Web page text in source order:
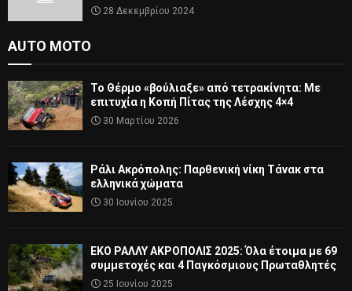
28 Δεκεμβρίου 2024
AUTO MOTO
Το Θέρμο «βούλιαξε» από τετρακίνητα: Με
επιτυχία η Κοπή Πίτας της Λέσχης 4×4
30 Μαρτίου 2026
Ράλι Ακρόπολης: Παρθενική νίκη Τάνακ στα
ελληνικά χώματα
30 Ιουνίου 2025
ΕΚΟ ΡΑΛΛΥ ΑΚΡΟΠΟΛΙΣ 2025: Όλα έτοιμα με 69
συμμετοχές και 4 Παγκόσμιους Πρωταθλητές
25 Ιουνίου 2025